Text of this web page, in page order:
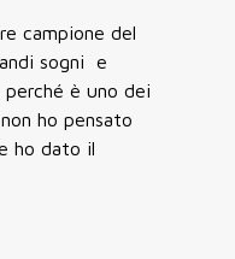
campione del
sogni e
è uno dei
ho pensato
ho dato il